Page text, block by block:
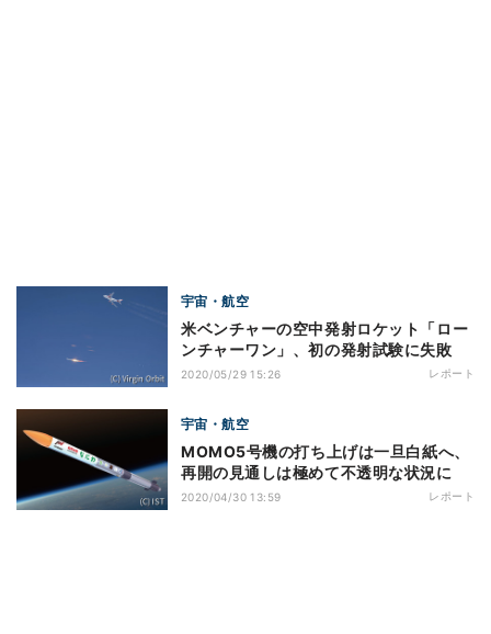
宇宙・航空
米ベンチャーの空中発射ロケット「ロー
ンチャーワン」、初の発射試験に失敗
2020/05/29 15:26 レポート
宇宙・航空
MOMO5号機の打ち上げは一旦白紙へ、
再開の見通しは極めて不透明な状況に
2020/04/30 13:59 レポート